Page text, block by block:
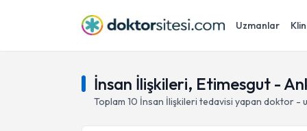
Uzmanlar
İnsan İlişkileri, Etimesgut -
Toplam 10 İnsan İlişkileri tedavisi yapan doktor -